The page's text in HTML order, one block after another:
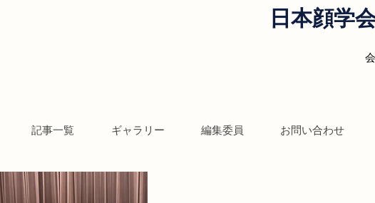
日本顔学
記事一覧 ギャラリー 編集委員 お問い合わせ